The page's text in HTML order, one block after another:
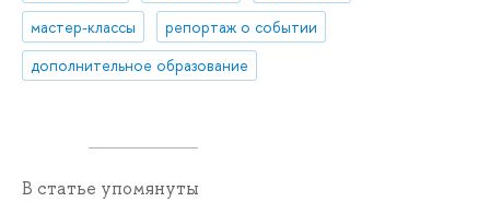
мастер-классы
репортаж о событии
дополнительное образование
В статье упомянуты